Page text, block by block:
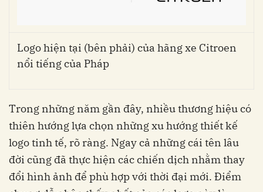
Logo hiện tại (bên phải) của hãng xe Citroen
nổi tiếng của Pháp
Trong những năm gần đây, nhiều thương hiệu có
thiên hướng lựa chọn những xu hướng thiết kế
logo tinh tế, rõ ràng. Ngay cả những cái tên lâu
đời cũng đã thực hiện các chiến dịch nhằm thay
đổi hình ảnh để phù hợp với thời đại mới. Điểm